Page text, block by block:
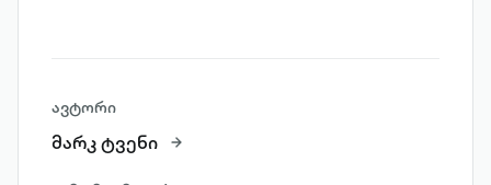
ავტორი
მარკ ტვენი